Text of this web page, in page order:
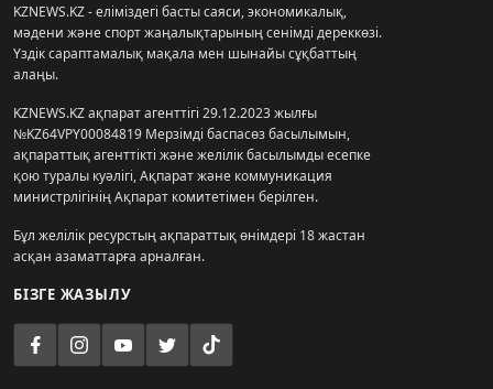
KZNEWS.KZ - еліміздегі басты саяси, экономикалық,
мәдени және спорт жаңалықтарының сенімді дереккөзі.
Үздік сараптамалық мақала мен шынайы сұқбаттың
алаңы.
KZNEWS.KZ ақпарат агенттігі 29.12.2023 жылғы
№KZ64VPY00084819 Мерзімді баспасөз басылымын,
ақпараттық агенттікті және желілік басылымды есепке
қою туралы куәлігі, Ақпарат және коммуникация
министрлігінің Ақпарат комитетімен берілген.
Бұл желілік ресурстың ақпараттық өнімдері 18 жастан
асқан азаматтарға арналған.
БІЗГЕ ЖАЗЫЛУ